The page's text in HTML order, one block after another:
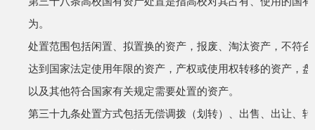
为。
处置范围包括闲置、拟置换的资产，报废、淘汰资产，不符
达到国家法定使用年限的资产，产权或使用权转移的资产，
以及其他符合国家有关规定需要处置的资产。
第三十九条处置方式包括无偿调拨（划转）、出售、出让、